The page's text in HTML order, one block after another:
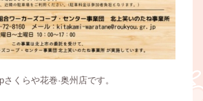
くらや花巻·奥州店です。